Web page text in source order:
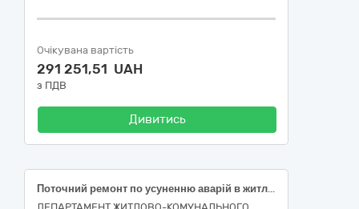
Очікувана вартість
291 251,51 UAH
з ПДВ
Дивитись
Поточний ремонт по усуненню аварій в житловому фонді багатоквартирного будинку за адресою: шосе Салтівське, 141-Б, місто Харків (код ДК 021:2015-45260000-7 Покрівельні роботи та інші спеціалізовані будівельні роботи)